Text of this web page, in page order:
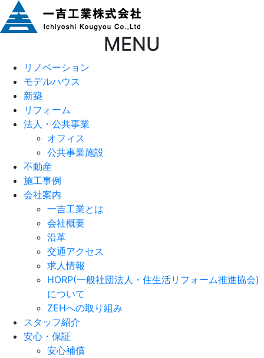
MENU
リノベーション
モデルハウス
新築
リフォーム
法人・公共事業
オフィス
公共事業施設
不動産
施工事例
会社案内
一吉工業とは
会社概要
沿革
交通アクセス
求人情報
HORP(一般社団法人・住生活リフォーム推進協会)
について
ZEHへの取り組み
スタッフ紹介
安心・保証
安心補償